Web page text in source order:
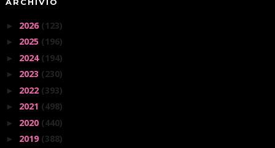
ARCHIVIO
► 2026 (123)
► 2025 (196)
► 2024 (194)
► 2023 (230)
► 2022 (393)
► 2021 (498)
► 2020 (440)
► 2019 (388)